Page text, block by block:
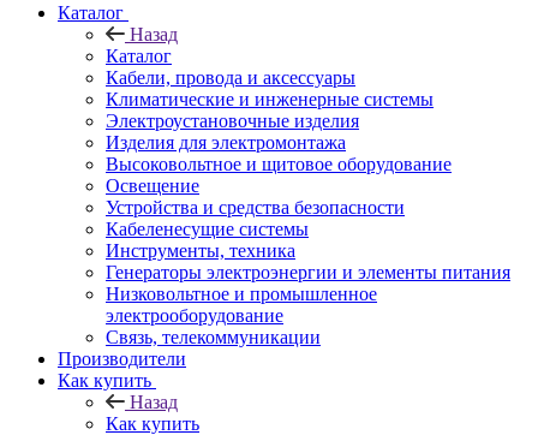
Каталог
Назад
Каталог
Кабели, провода и аксессуары
Климатические и инженерные системы
Электроустановочные изделия
Изделия для электромонтажа
Высоковольтное и щитовое оборудование
Освещение
Устройства и средства безопасности
Кабеленесущие системы
Инструменты, техника
Генераторы электроэнергии и элементы питания
Низковольтное и промышленное
электрооборудование
Связь, телекоммуникации
Производители
Как купить
Назад
Как купить